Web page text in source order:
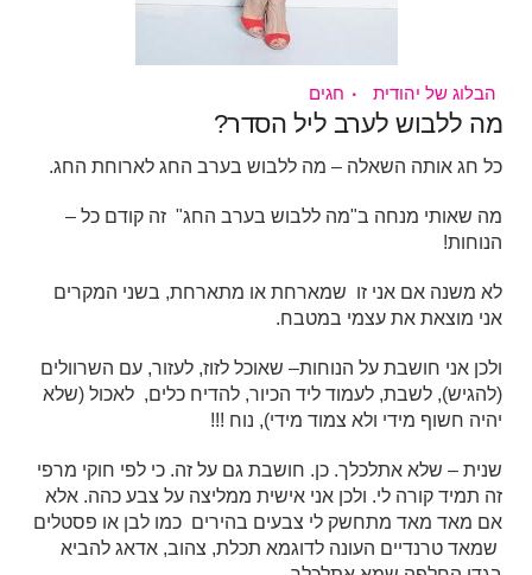
הבלוג של יהודית חגים
מה ללבוש לערב ליל הסדר?
כל חג אותה השאלה – מה ללבוש בערב החג לארוחת החג.
מה שאותי מנחה ב"מה ללבוש בערב החג" זה קודם כל –
הנוחות!
לא משנה אם אני זו שמארחת או מתארחת, בשני המקרים
אני מוצאת את עצמי במטבח.
ולכן אני חושבת על הנוחות– שאוכל לזוז, לעזור, עם השרוולים
(להגיש), לשבת, לעמוד ליד הכיור, להדיח כלים, לאכול (שלא
יהיה חשוף מידי ולא צמוד מידי), נוח !!!
שנית – שלא אתלכלך. כן. חושבת גם על זה. כי לפי חוקי מרפי
זה תמיד קורה לי. ולכן אני אישית ממליצה על צבע כהה. אלא
אם מאד מאד מתחשק לי צבעים בהירים כמו לבן או פסטלים
שמאד טרנדיים העונה לדוגמא תכלת, צהוב, אדאג להביא